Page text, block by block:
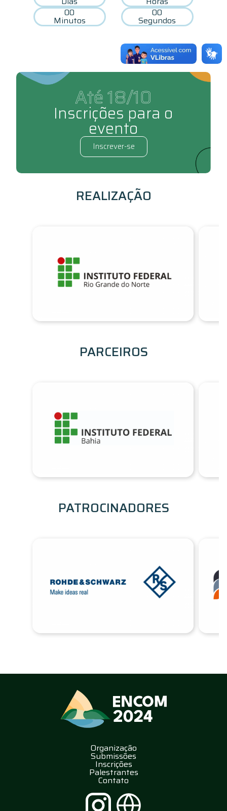
00
Minutos
00
Segundos
Até 18/10
Inscrições para o
evento
Inscrever-se
REALIZAÇÃO
PARCEIROS
PATROCINADORES
Organização
Submissões
Inscrições
Palestrantes
Contato